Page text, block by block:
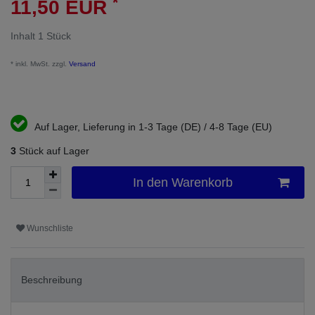
11,50 EUR
Inhalt 1 Stück
* inkl. MwSt. zzgl. Versand
Auf Lager, Lieferung in 1-3 Tage (DE) / 4-8 Tage (EU)
3 Stück auf Lager
In den Warenkorb
Wunschliste
Beschreibung